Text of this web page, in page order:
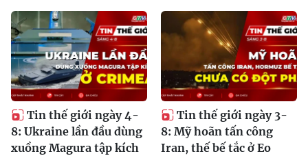
Tin thế giới ngày 4-
8: Ukraine lần đầu dùng
xuồng Magura tập kích
Tin thế giới ngày 3-
8: Mỹ hoãn tấn công
Iran, thế bế tắc ở Eo